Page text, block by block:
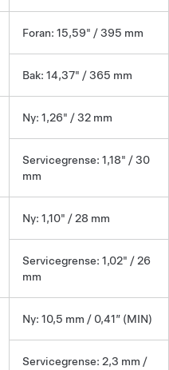
Foran: 15,59" / 395 mm
Bak: 14,37" / 365 mm
Ny: 1,26" / 32 mm
Servicegrense: 1,18" / 30
mm
Ny: 1,10" / 28 mm
Servicegrense: 1,02" / 26
mm
Ny: 10,5 mm / 0,41” (MIN)
Servicegrense: 2,3 mm /